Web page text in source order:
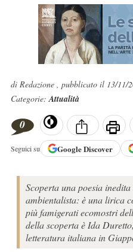
di Redazione , pubblicato il 13/11/
Categorie:Attualità
0
Seguici su GoogleDiscover
Scoperta una poesia
ambientalista: è una lirica
più famigerati ecomostri
della scoperta è Ida
letteratura italiana in